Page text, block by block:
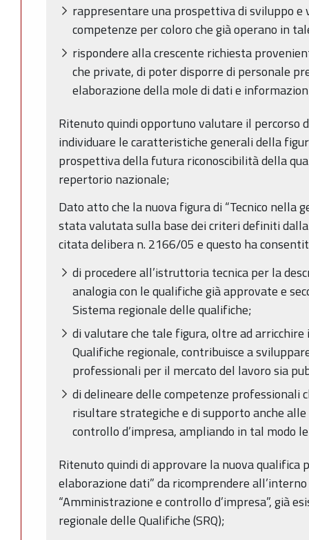
rappresentare una prospettiva di sviluppo
competenze per coloro che già operano in
rispondere alla crescente richiesta
che private, di poter disporre di personale
elaborazione della mole di dati e
Ritenuto quindi opportuno valutare il percorso
individuare le caratteristiche generali della
prospettiva della futura riconoscibilità della
repertorio nazionale;
Dato atto che la nuova figura di “Tecnico nella
stata valutata sulla base dei criteri definiti
citata delibera n. 2166/05 e questo ha
di procedere all’istruttoria tecnica per la
analogia con le qualifiche già approvate e
Sistema regionale delle qualifiche;
di valutare che tale figura, oltre ad
Qualifiche regionale, contribuisce a
professionali per il mercato del lavoro sia
di delineare delle competenze professionali
risultare strategiche e di supporto anche
controllo d’impresa, ampliando in tal modo
Ritenuto quindi di approvare la nuova qualifica
elaborazione dati” da ricomprendere
“Amministrazione e controllo d’impresa”, già
regionale delle Qualifiche (SRQ);